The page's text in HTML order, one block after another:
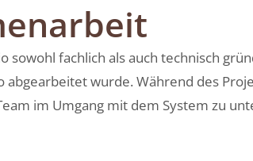
sowohl fachlich als auch technisch
wurde. Während des
im Umgang mit dem System zu